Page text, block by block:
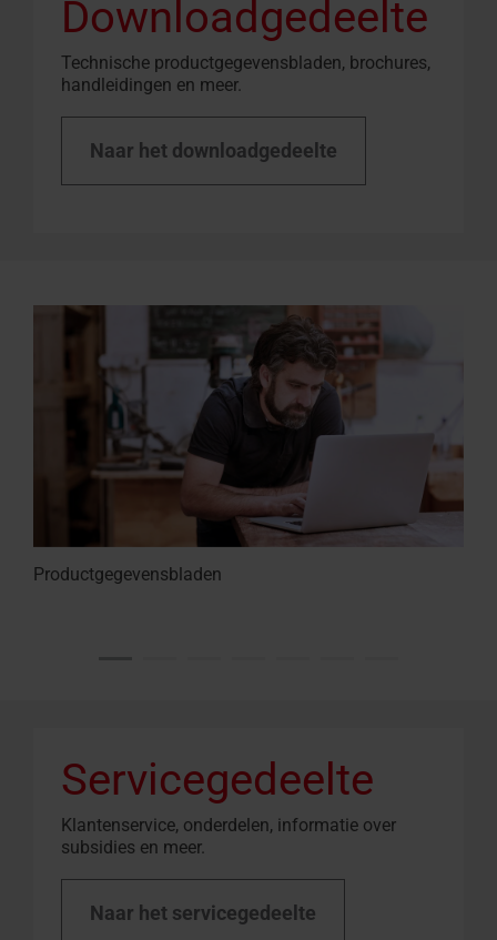
Downloadgedeelte
Technische productgegevensbladen, brochures,
handleidingen en meer.
Naar het downloadgedeelte
Productgegevensbladen
Servicegedeelte
Klantenservice, onderdelen, informatie over
subsidies en meer.
Naar het servicegedeelte